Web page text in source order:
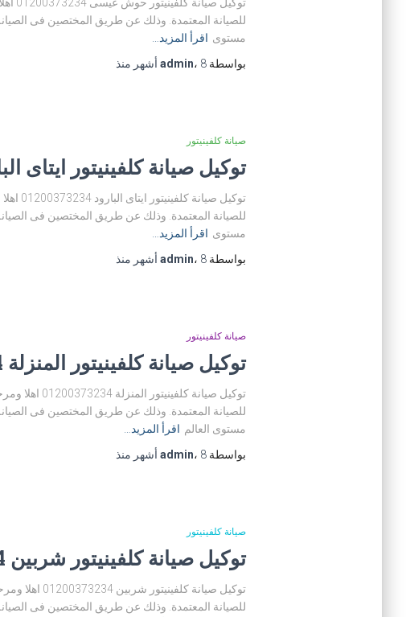
للصيانة المعتمدة. وذلك عن طريق المختصين فى
مستوى اقرأ المزيد…
بواسطة
admin، 8 أشهر منذ
صيانة كلفينيتور
توكيل صيانة كلفينيتور ايتاى البارود
للصيانة المعتمدة. وذلك عن طريق المختصين فى
مستوى اقرأ المزيد…
بواسطة
admin، 8 أشهر منذ
صيانة كلفينيتور
توكيل صيانة كلفينيتور المنزلة 01200373234
توكيل
للصيانة المعتمدة. وذلك عن طريق المختصين فى
مستوى العالم اقرأ المزيد…
بواسطة
admin، 8 أشهر منذ
صيانة كلفينيتور
توكيل صيانة كلفينيتور شربين 01200373234
توكيل
للصيانة المعتمدة. وذلك عن طريق المختصين فى